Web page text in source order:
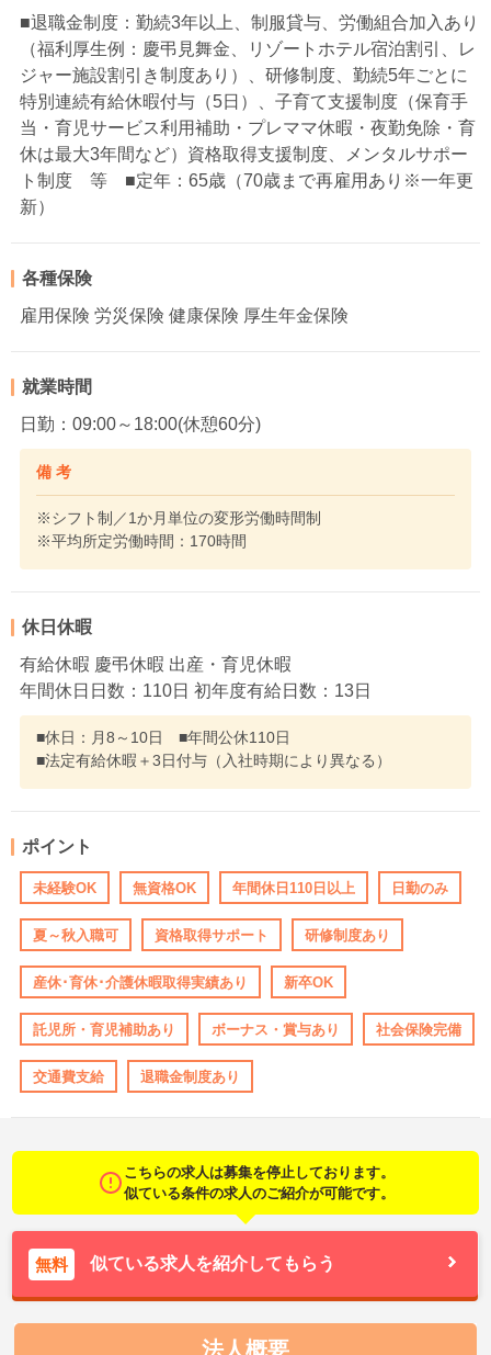
■退職金制度：勤続3年以上、制服貸与、労働組合加入あり
（福利厚生例：慶弔見舞金、リゾートホテル宿泊割引、レ
ジャー施設割引き制度あり）、研修制度、勤続5年ごとに
特別連続有給休暇付与（5日）、子育て支援制度（保育手
当・育児サービス利用補助・プレママ休暇・夜勤免除・育
休は最大3年間など）資格取得支援制度、メンタルサポー
ト制度 等 ■定年：65歳（70歳まで再雇用あり※一年更
新）
各種保険
雇用保険 労災保険 健康保険 厚生年金保険
就業時間
日勤：09:00～18:00(休憩60分)
備 考
※シフト制／1か月単位の変形労働時間制
※平均所定労働時間：170時間
休日休暇
有給休暇 慶弔休暇 出産・育児休暇
年間休日日数：110日 初年度有給日数：13日
■休日：月8～10日 ■年間公休110日
■法定有給休暇＋3日付与（入社時期により異なる）
ポイント
未経験OK 無資格OK 年間休日110日以上 日勤のみ
夏～秋入職可 資格取得サポート 研修制度あり
産休･育休･介護休暇取得実績あり 新卒OK
託児所・育児補助あり ボーナス・賞与あり 社会保険完備
交通費支給 退職金制度あり
こちらの求人は募集を停止しております。
似ている条件の求人のご紹介が可能です。
無料 似ている求人を紹介してもらう
法人概要